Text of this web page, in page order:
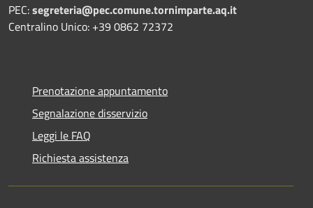
PEC:segreteria@pec.comune.tornimparte.aq.it
Centralino Unico: +39 0862 72372
Prenotazione appuntamento
Segnalazione disservizio
Leggi le FAQ
Richiesta assistenza